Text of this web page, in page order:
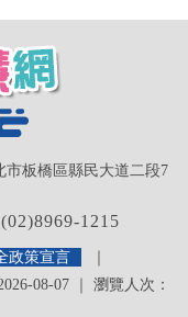
市板橋區縣民大道二段7
1215
政策宣言
｜
08-07 ｜ 瀏覽人次：